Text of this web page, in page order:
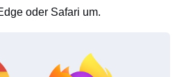
oder Safari um.